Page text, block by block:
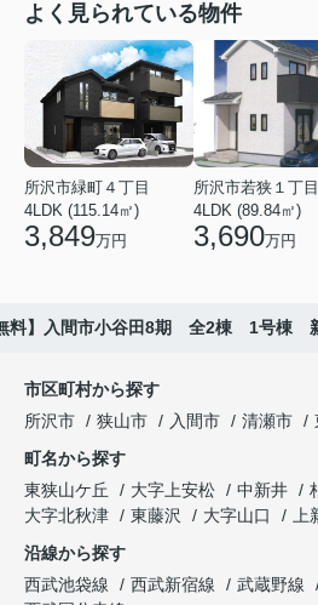
よく見られている物件
所沢市緑町４丁目
4LDK (115.14㎡)
3,849万円
所沢市若狭１丁目
4LDK (89.84㎡)
3,690万円
料】入間市小谷田8期 全2棟 1号棟
市区町村から探す
所沢市
狭山市 入間市 清瀬市
町名から探す
東狭山ケ丘
大字上安松 中新井
大字北秋津
東藤沢 大字山口 上
沿線から探す
西武池袋線
西武新宿線 武蔵野線